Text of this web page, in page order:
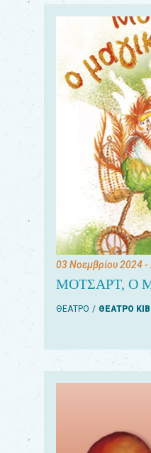
03 Νοεμβρίου 2024-
ΜΟΤΣΑΡΤ, Ο
ΘΕΑΤΡΟ ΘΕΑΤΡΟ